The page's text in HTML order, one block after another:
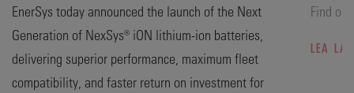
EnerSys today announced the launch of the Next
Generation of NexSys® iON lithium-ion batteries,
delivering superior performance, maximum fleet
compatibility, and faster return on investment for
Find
LEA LA